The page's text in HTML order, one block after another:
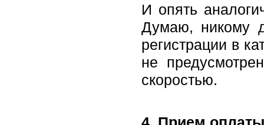
И опять
Думаю, никому
регистрации в
не
скоростью.